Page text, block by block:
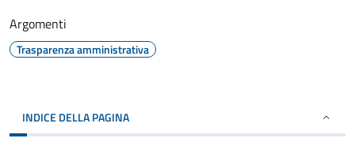
Argomenti
Trasparenza amministrativa
INDICE DELLA PAGINA